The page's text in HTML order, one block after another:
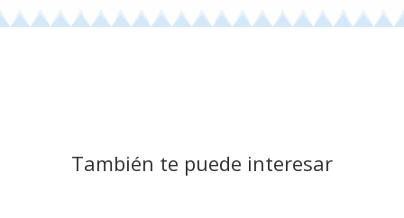
También te puede interesar